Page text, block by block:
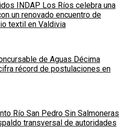
INDAP Los Ríos celebra una
un renovado encuentro de
textil en Valdivia
de Aguas Décima
récord de postulaciones en
Río San Pedro Sin Salmoneras
transversal de autoridades